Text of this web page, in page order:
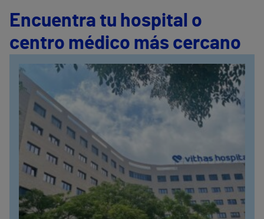
Encuentra tu hospital o
centro médico más cercano